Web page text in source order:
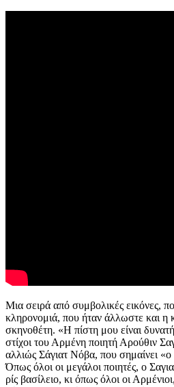
Μια σειρά από συμβολικές εικόνες,
κληρονομιά, που ήταν άλλωστε και η
σκηνοθέτη. «Η πίστη μου είναι
στίχοι του Αρμένη ποιητή Αρούθιν
αλλιώς Σάγιατ Νόβα, που σημαίνει «ο
Όπως όλοι οι μεγάλοι ποιητές, ο
ρίς βασίλειο, κι όπως όλοι οι